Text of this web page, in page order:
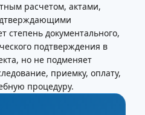
расчетом, актами,
степень документального,
подтверждения в
но не подменяет
приемку, оплату,
процедуру.